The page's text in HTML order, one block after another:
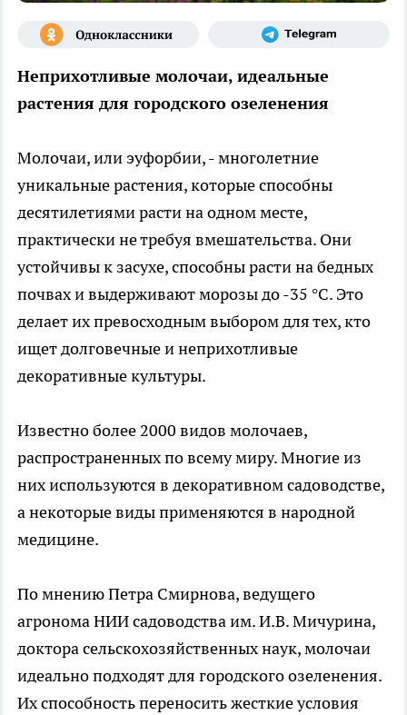
Неприхотливые молочаи, идеальные
растения для городского озеленения
Молочаи, или эуфорбии, - многолетние
уникальные растения, которые способны
десятилетиями расти на одном месте,
практически не требуя вмешательства. Они
устойчивы к засухе, способны расти на бедных
почвах и выдерживают морозы до -35 °C. Это
делает их превосходным выбором для тех, кто
ищет долговечные и неприхотливые
декоративные культуры.
Известно более 2000 видов молочаев,
распространенных по всему миру. Многие из
них используются в декоративном садоводстве,
а некоторые виды применяются в народной
медицине.
По мнению Петра Смирнова, ведущего
агронома НИИ садоводства им. И.В. Мичурина,
доктора сельскохозяйственных наук, молочаи
идеально подходят для городского озеленения.
Их способность переносить жесткие условия